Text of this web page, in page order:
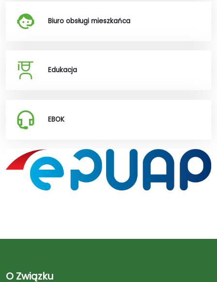
Biuro obsługi mieszkańca
Edukacja
EBOK
O Związku